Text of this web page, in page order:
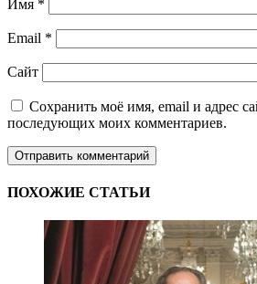
Имя *
Email *
Сайт
Сохранить моё имя, email и адрес
последующих моих комментариев.
ПОХОЖИЕ СТАТЬИ